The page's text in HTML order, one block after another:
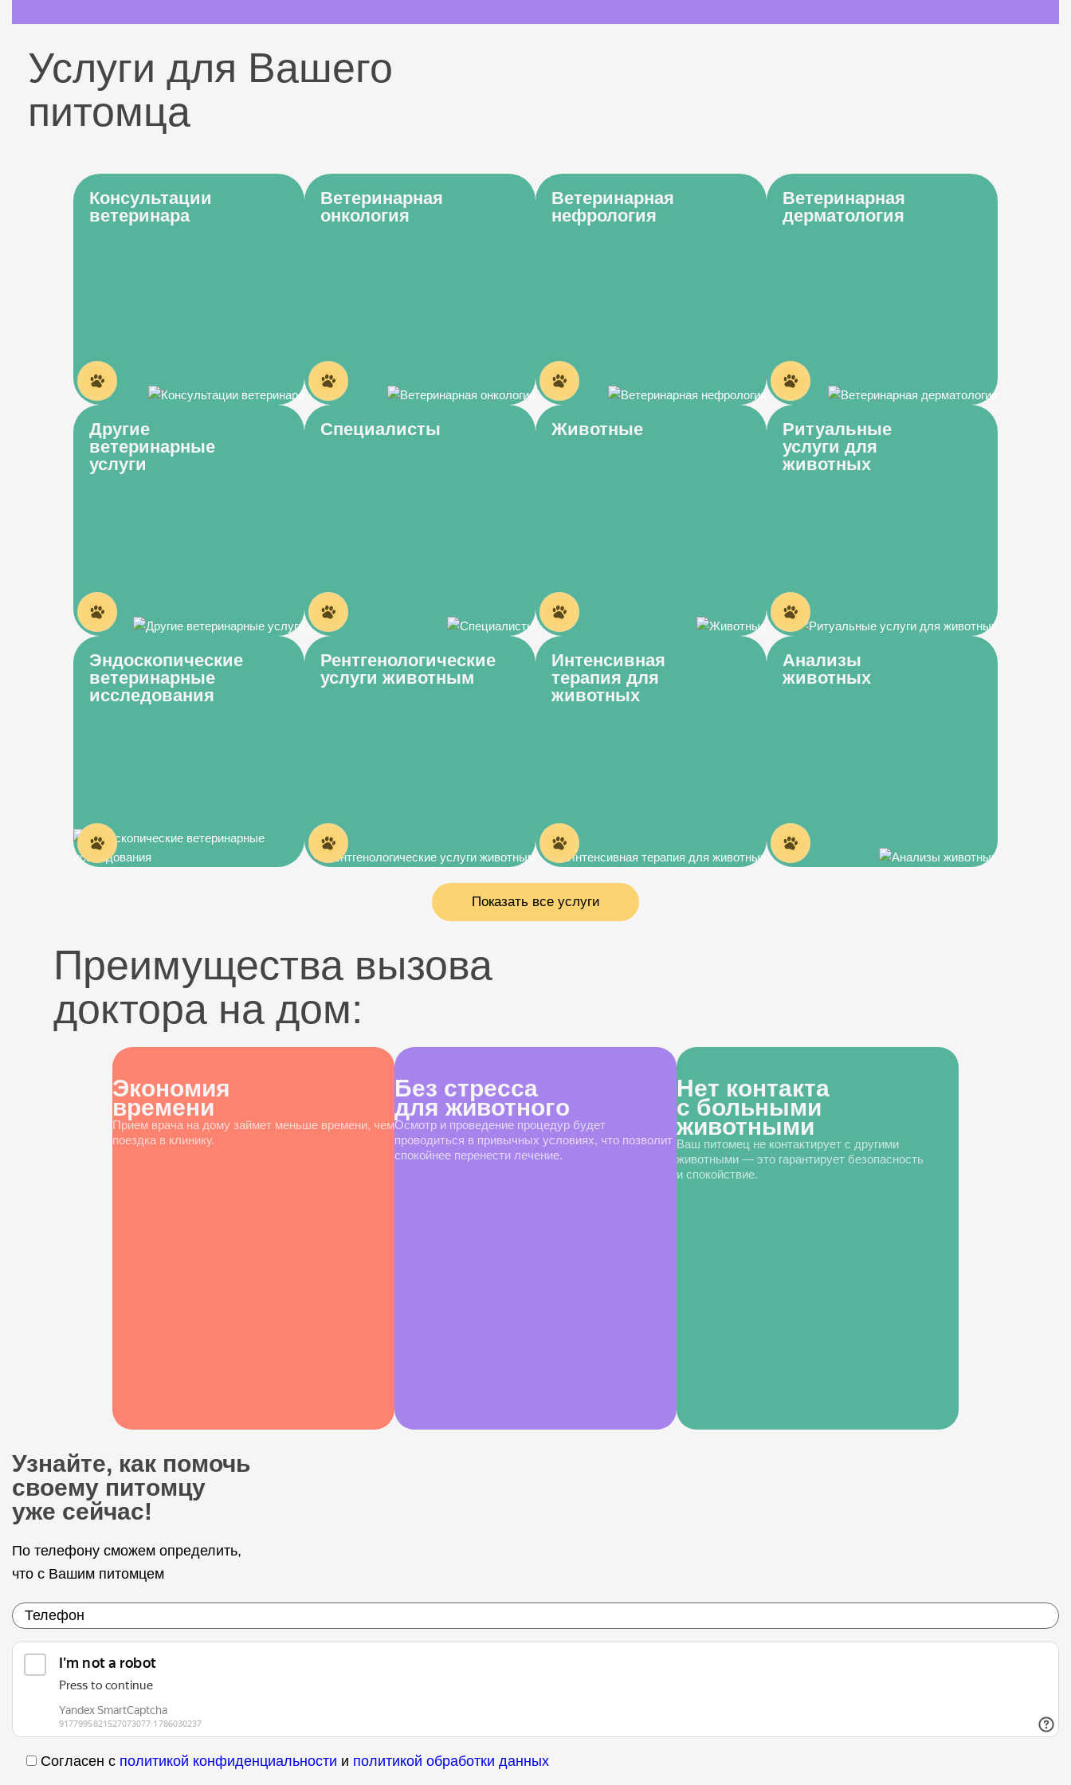
Услуги для Вашего
питомца
Консультации
ветеринара
Ветеринарная
онкология
Ветеринарная
нефрология
Ветеринарная
дерматология
Другие
ветеринарные
услуги
Специалисты Животные
Ритуальные
услуги для
животных
Эндоскопические
ветеринарные
исследования
Рентгенологические
услуги животным
Интенсивная
терапия для
животных
Анализы
животных
Показать все услуги
Преимущества вызова
доктора на дом:
Экономия
времени
Прием врача на дому займет меньше времени, чем
поездка в клинику.
Без стресса
для животного
Осмотр и проведение процедур будет
проводиться в привычных условиях, что позволит
спокойнее перенести лечение.
Нет контакта
с больными
животными
Ваш питомец не контактирует с другими
животными — это гарантирует безопасность
и спокойствие.
Узнайте, как помочь
своему питомцу
уже сейчас!
По телефону сможем определить,
что с Вашим питомцем
Согласен с политикой конфиденциальности и политикой обработки данных